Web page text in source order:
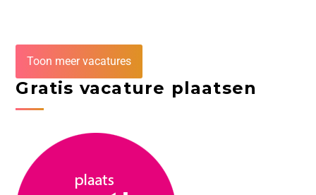
Toon meer vacatures
Gratis vacature plaatsen